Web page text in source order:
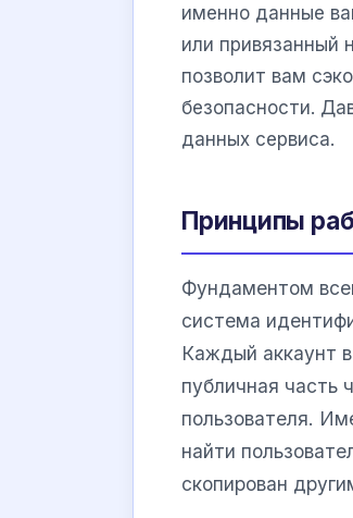
именно данные
или привязанный
позволит вам
безопасности.
данных сервиса.
Принципы
Фундаментом
система
Каждый аккаунт
публичная часть
пользователя.
найти
скопирован